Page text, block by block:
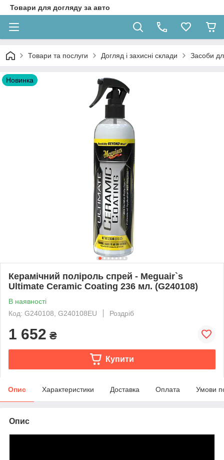
Товари для догляду за авто
Товари та послуги Догляд і захисні склади Засоби
Новинка
Керамічний поліроль спрей - Meguair`s
Ultimate Ceramic Coating 236 мл. (G240108)
В наявності
Код: G240108, G240108EU
Роздріб
1 652 ₴
Купити
Опис Характеристики Доставка Оплата Умови
Опис